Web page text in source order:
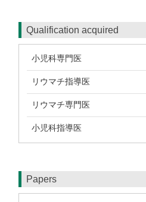
Qualification acquired
小児科専門医
リウマチ指導医
リウマチ専門医
小児科指導医
Papers